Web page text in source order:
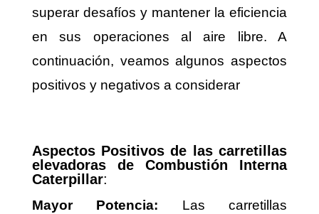
superar desafíos y mantener la eficiencia
en sus operaciones al aire libre. A
continuación, veamos algunos aspectos
positivos y negativos a considerar
Aspectos Positivos de las carretillas
elevadoras de Combustión Interna
Caterpillar:
Mayor Potencia: Las carretillas